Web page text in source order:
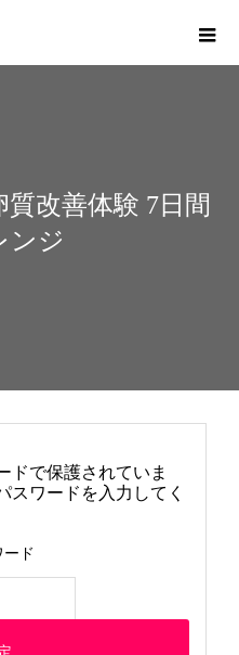
改善体験 7日間
ンジ
ドで保護されていま
スワードを入力してく
ド